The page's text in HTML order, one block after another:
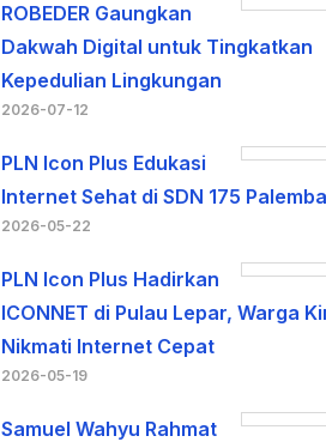
ROBEDER Gaungkan
Dakwah Digital untuk Tingkatkan
Kepedulian Lingkungan
2026-07-12
PLN Icon Plus Edukasi
Internet Sehat di SDN 175
2026-05-22
PLN Icon Plus Hadirkan
ICONNET di Pulau Lepar, Warga
Nikmati Internet Cepat
2026-05-19
Samuel Wahyu Rahmat